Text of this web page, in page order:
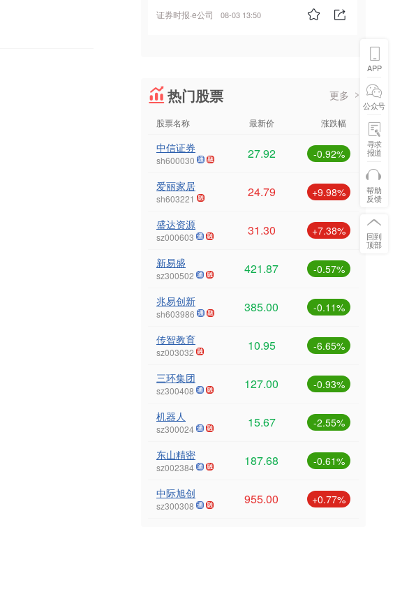
证券时报·e公司 08-03 13:50
热门股票 更多
股票名称 最新价 涨跌幅
中信证券
sh600030 27.92 -0.92%
爱丽家居
sh603221 24.79 +9.98%
盛达资源
sz000603 31.30 +7.38%
新易盛
sz300502 421.87 -0.57%
兆易创新
sh603986 385.00 -0.11%
传智教育
sz003032 10.95 -6.65%
三环集团
sz300408 127.00 -0.93%
机器人
sz300024 15.67 -2.55%
东山精密
sz002384 187.68 -0.61%
中际旭创
sz300308 955.00 +0.77%
APP
公众号
寻求
报道
帮助
反馈
回到
顶部